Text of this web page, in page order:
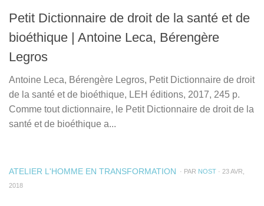
Petit Dictionnaire de droit de la santé et de
bioéthique | Antoine Leca, Bérengère
Legros
Antoine Leca, Bérengère Legros, Petit Dictionnaire de droit
de la santé et de bioéthique, LEH éditions, 2017, 245 p.
Comme tout dictionnaire, le Petit Dictionnaire de droit de la
santé et de bioéthique a...
ATELIER L'HOMME EN TRANSFORMATION · PAR NOST · 23 AVR,
2018